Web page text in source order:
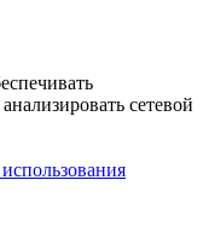
сетевой